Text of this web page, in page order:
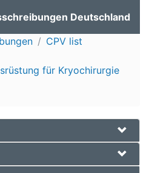
Deutschland
CPV list
für Kryochirurgie